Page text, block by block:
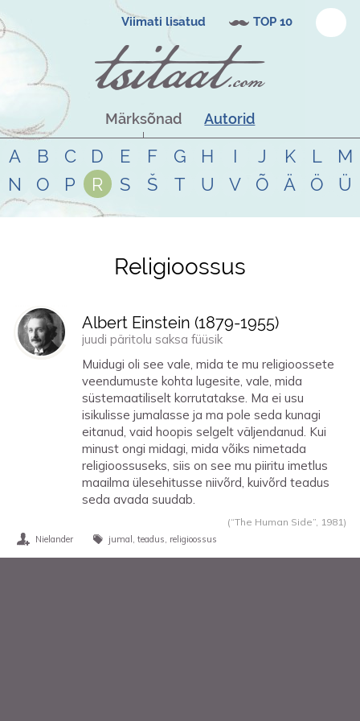
Viimati lisatud TOP 10
Märksõnad Autorid
A B C D E F G H I J K L
M
N
O P R S Š T U V Õ Ä Ö Ü
Tsitaadid teemalreligioossus
Religioossus
Albert Einstein (1879-1955)
juudi päritolu saksa füüsik
Muidugi oli see vale, mida te mu religioossete
veendumuste kohta lugesite, vale, mida
süstemaatiliselt korrutatakse. Ma ei usu
isikulisse jumalasse ja ma pole seda kunagi
eitanud, vaid hoopis selgelt väljendanud. Kui
minust ongi midagi, mida võiks nimetada
religioossuseks, siis on see mu piiritu imetlus
maailma ülesehitusse niivõrd, kuivõrd teadus
seda avada suudab.
(“The Human Side”, 1981 )
Nielander jumal teadus religioossus